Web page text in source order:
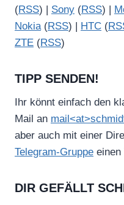
(RSS) | Sony (RSS) |
Nokia(RSS) | HTC (
ZTE (RSS)
TIPP SENDEN!
Ihr könnt einfach den
Mail an
aber auch mit einer
Telegram-Gruppe einen
DIR GEFÄLLT